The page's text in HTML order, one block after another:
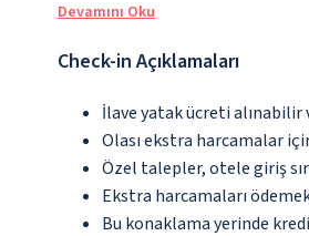
Devamını Oku
Check-in Açıklamaları
İlave yatak ücreti
Olası ekstra harcamalar
Özel talepler, otele giriş
Ekstra harcamaları
Bu konaklama yerinde